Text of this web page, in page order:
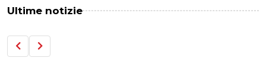
Ultime notizie